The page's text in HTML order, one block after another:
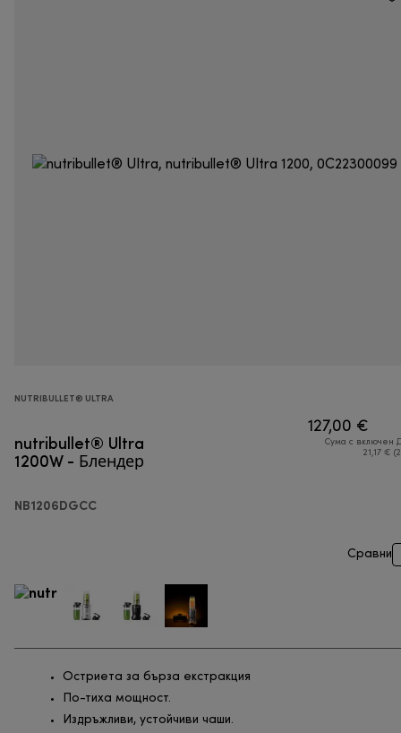
NUTRIBULLET® ULTRA
nutribullet® Ultra
1200W - Блендер
NB1206DGCC
127,00 €
Сума с включен
21,17 €
Сравни
Остриета за бърза екстракция
По-тиха мощност.
Издръжливи, устойчиви чаши.